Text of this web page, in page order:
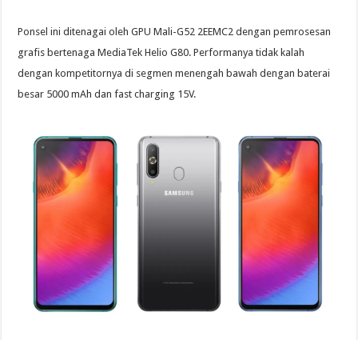
Ponsel ini ditenagai oleh GPU Mali-G52 2EEMC2 dengan pemrosesan
grafis bertenaga MediaTek Helio G80. Performanya tidak kalah
dengan kompetitornya di segmen menengah bawah dengan baterai
besar 5000 mAh dan fast charging 15V.